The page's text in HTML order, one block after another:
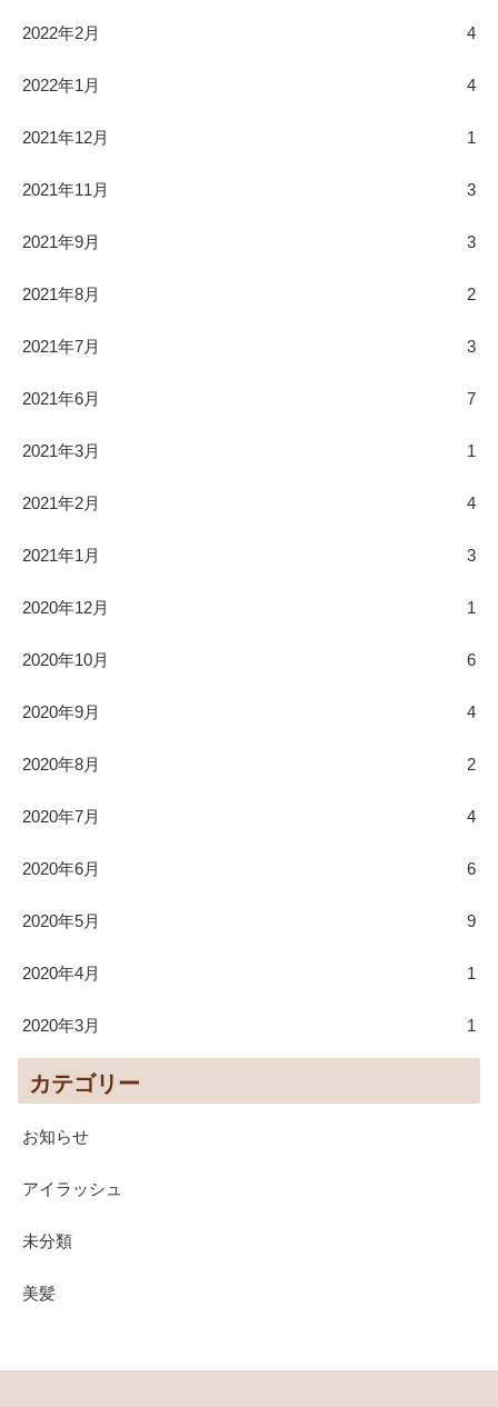
2022年2月 4
2022年1月 4
2021年12月 1
2021年11月 3
2021年9月 3
2021年8月 2
2021年7月 3
2021年6月 7
2021年3月 1
2021年2月 4
2021年1月 3
2020年12月 1
2020年10月 6
2020年9月 4
2020年8月 2
2020年7月 4
2020年6月 6
2020年5月 9
2020年4月 1
2020年3月 1
カテゴリー
お知らせ
アイラッシュ
未分類
美髪